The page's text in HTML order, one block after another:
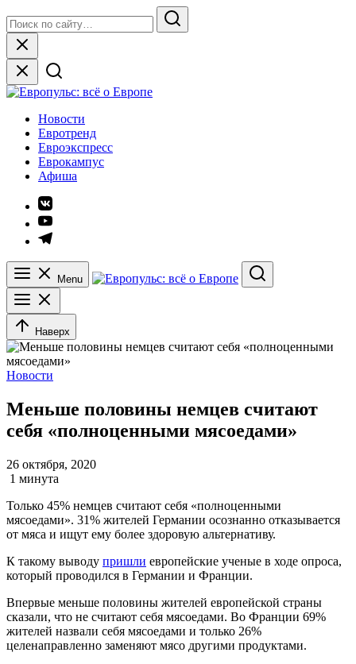
to
content
for:
Search
Close
Европульс: всё о Европе
Новости
Евротренд
Евроэкспресс
Еврокампус
Афиша
Элемент
меню
Элемент
меню
Элемент
Menu
Search
Наверх
Новости
Меньше половины немцев считают
себя «полноценными мясоедами»
26 октября, 2020
1 минута
Только 45% немцев считают себя «полноценными
мясоедами». 31% жителей Германии осознанно отказывается
от мяса и ищут ему более здоровую альтернативу.
К такому выводу пришли европейские ученые в ходе опроса,
который проводился в Германии и Франции.
Впервые меньше половины жителей европейской страны
сказали, что не считают себя мясоедами. Во Франции 69%
жителей назвали себя мясоедами и только 26%
целенаправленно заменяют мясо другими продуктами.